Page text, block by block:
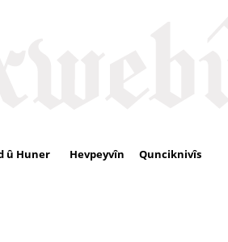
û Huner Hevpeyvîn Qunciknivîs